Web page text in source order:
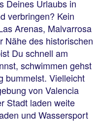
Deines Urlaubs in
verbringen? Kein
Arenas, Malvarrosa
Nähe des historischen
Du schnell am
schwimmen gehst
bummelst. Vielleicht
von Valencia
Stadt laden weite
und Wassersport